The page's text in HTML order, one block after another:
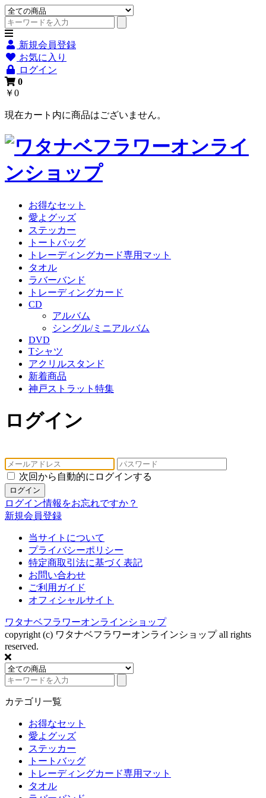
新規会員登録
お気に入り
ログイン
0
￥0
現在カート内に商品はございません。
お得なセット
愛よグッズ
ステッカー
トートバッグ
トレーディングカード専用マット
タオル
ラバーバンド
トレーディングカード
CD
アルバム
シングル/ミニアルバム
DVD
Tシャツ
アクリルスタンド
新着商品
神戸ストラット特集
ログイン
次回から自動的にログインする
ログイン
ログイン情報をお忘れですか？
新規会員登録
当サイトについて
プライバシーポリシー
特定商取引法に基づく表記
お問い合わせ
ご利用ガイド
オフィシャルサイト
ワタナベフラワーオンラインショップ
copyright (c) ワタナベフラワーオンラインショップ all rights
reserved.
カテゴリ一覧
お得なセット
愛よグッズ
ステッカー
トートバッグ
トレーディングカード専用マット
タオル